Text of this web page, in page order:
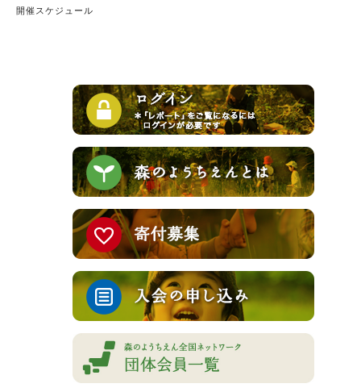
開催スケジュール